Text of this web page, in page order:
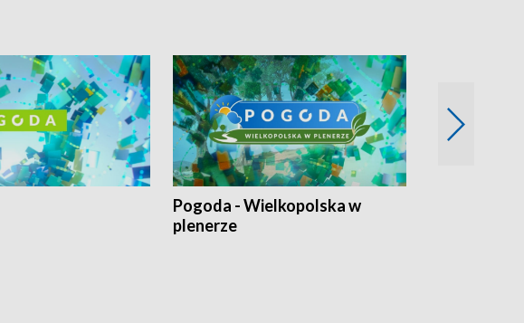
Pogoda - Wielkopolska w
plenerze